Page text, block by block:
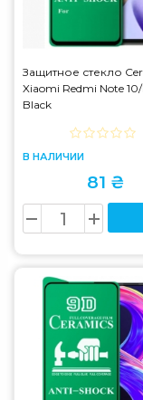
Защитное стекло
Xiaomi Redmi Note 10/
Black
В НАЛИЧИИ
81 ₴